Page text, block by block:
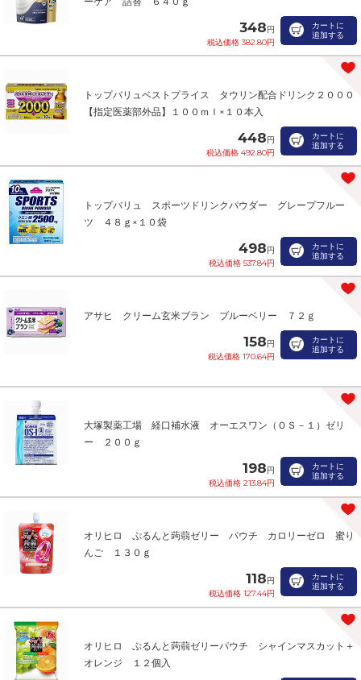
348円
税込価格 382.80円
カートに
追加する
トップバリュベストプライス タウリン配合ドリンク２０００
【指定医薬部外品】１００ｍｌ×１０本入
448円
税込価格 492.80円
カートに
追加する
トップバリュ スポーツドリンクパウダー グレープフルー
ツ ４８ｇ×１０袋
498円
税込価格 537.84円
カートに
追加する
アサヒ クリーム玄米ブラン ブルーベリー ７２ｇ
158円
税込価格 170.64円
カートに
追加する
大塚製薬工場 経口補水液 オーエスワン（ＯＳ－１）ゼリ
ー ２００ｇ
198円
税込価格 213.84円
カートに
追加する
オリヒロ ぷるんと蒟蒻ゼリー パウチ カロリーゼロ 蜜り
んご １３０ｇ
118円
税込価格 127.44円
カートに
追加する
オリヒロ ぷるんと蒟蒻ゼリーパウチ シャインマスカット＋
オレンジ １２個入